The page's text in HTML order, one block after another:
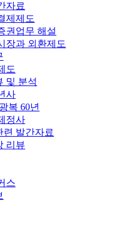
자료
제제도
권업무 해설
장과 외환제도
도
및 분석
사
복 60년
정사
련 발간자료
리뷰
스